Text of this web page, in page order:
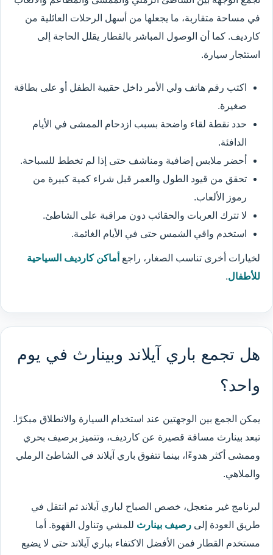
في مساحة متقاربة، ما يجعلها من أسهل الرحلات العائلية من
كارديف. كما أن الوصول المباشر بالقطار يقلل الحاجة إلى
استئجار سيارة.
اكتب رقم هاتف ولي الأمر داخل حقيبة الطفل أو على بطاقة
صغيرة.
حدد نقطة لقاء واضحة بسبب ازدحام الممشى في الأيام
الدافئة.
أحضر ملابس إضافية ومناشف حتى إذا لم تخطط للسباحة.
تحقق من قيود الطول والعمر قبل شراء كمية كبيرة من
رموز الألعاب.
لا تترك العربات والحقائب دون مراقبة على الشاطئ.
استخدم واقي الشمس حتى في الأيام الغائمة.
لخيارات أخرى تناسب الصغار، راجع أماكن كارديف السياحية
للأطفال.
هل تجمع باري آيلاند وبينارث في يوم
واحد؟
يمكن الجمع بين الوجهتين عند استخدام السيارة والانطلاق مبكرًا.
تبعد بينارث مسافة قصيرة عن كارديف، وتتميز برصيف بحري
وممشى أكثر هدوءًا، بينما تتفوق باري آيلاند في الشاطئ الرملي
والملاهي.
لبرنامج غير متعجل، خصص الصباح لباري آيلاند ثم انتقل في
طريق العودة إلى رصيف بينارث للمشي وتناول القهوة. أما
مستخدم القطار فمن الأفضل الاكتفاء بباري آيلاند حتى لا يضيع